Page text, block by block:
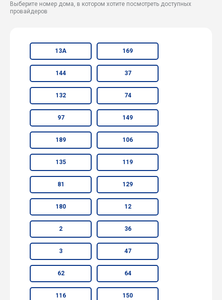
Выберите номер дома, в котором хотите посмотреть доступных
провайдеров
13А 169
144 37
132 74
97 149
189 106
135 119
81 129
180 12
2 36
3 47
62 64
116 150